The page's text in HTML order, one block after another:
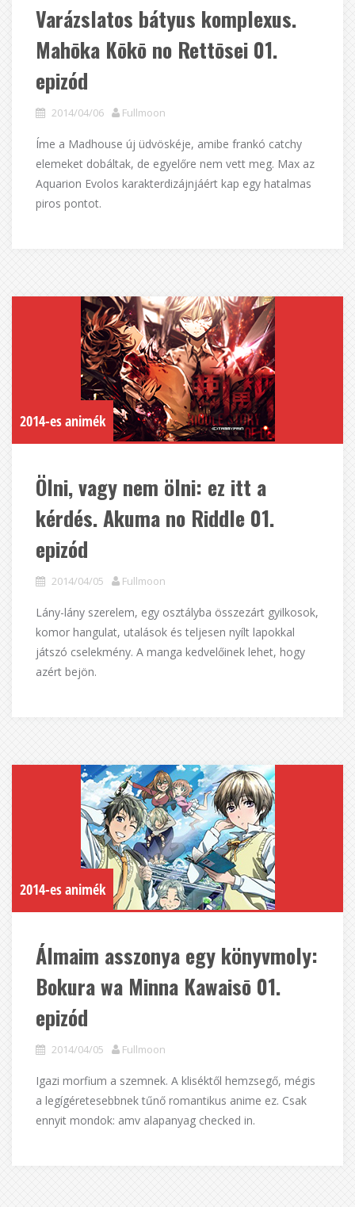
Varázslatos bátyus komplexus.
Mahōka Kōkō no Rettōsei 01.
epizód
2014/04/06 Fullmoon
Íme a Madhouse új üdvöskéje, amibe frankó catchy
elemeket dobáltak, de egyelőre nem vett meg. Max az
Aquarion Evolos karakterdizájnjáért kap egy hatalmas
piros pontot.
2014-es animék
Ölni, vagy nem ölni: ez itt a
kérdés. Akuma no Riddle 01.
epizód
2014/04/05 Fullmoon
Lány-lány szerelem, egy osztályba összezárt gyilkosok,
komor hangulat, utalások és teljesen nyílt lapokkal
játszó cselekmény. A manga kedvelőinek lehet, hogy
azért bejön.
2014-es animék
Álmaim asszonya egy könyvmoly:
Bokura wa Minna Kawaisō 01.
epizód
2014/04/05 Fullmoon
Igazi morfium a szemnek. A kliséktől hemzsegő, mégis
a legígéretesebbnek tűnő romantikus anime ez. Csak
ennyit mondok: amv alapanyag checked in.